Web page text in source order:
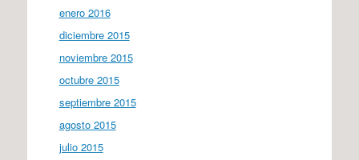
enero 2016
diciembre 2015
noviembre 2015
octubre 2015
septiembre 2015
agosto 2015
julio 2015